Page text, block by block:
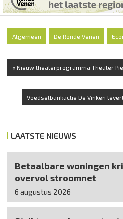
Algemeen De Ronde Venen
« Nieuw theaterprogramma Theater
Voedselbankactie De Vinken
LAATSTE NIEUWS
Betaalbare woningen
overvol stroomnet
6 augustus 2026